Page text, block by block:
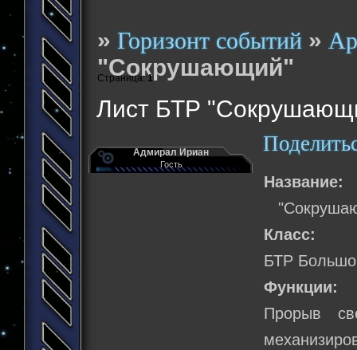
»Горизонт событий »
"Сокрушающий"
Лист БТР
Страница:1
Адмирал Ириан
Гость
Название:
Класс:
БТР
Функции:
Прорыв